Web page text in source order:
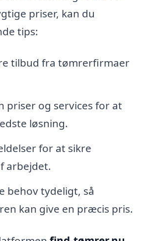
priser, kan du
tips:
tilbud fra tømrerfirmaer
priser og services for at
løsning.
for at sikre
arbejdet.
behov tydeligt, så
kan give en præcis pris.